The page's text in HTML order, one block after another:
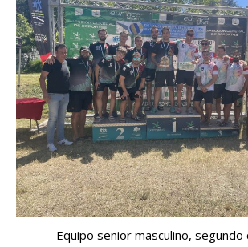
Equipo senior masculino, segundo